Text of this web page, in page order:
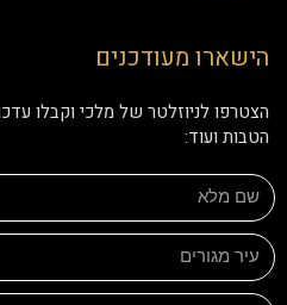
הישארו מעודכנים
הצטרפו לניוזלטר של מלכי וקבלו
הטבות ועוד: